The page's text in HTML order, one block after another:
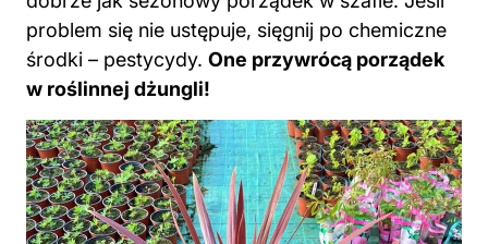
problem się nie ustępuje, sięgnij po chemiczne
środki – pestycydy. One przywrócą porządek
w roślinnej dżungli!